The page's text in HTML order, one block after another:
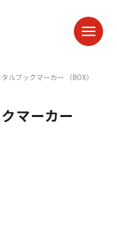
ルブックマーカー （BOX）
マーカー